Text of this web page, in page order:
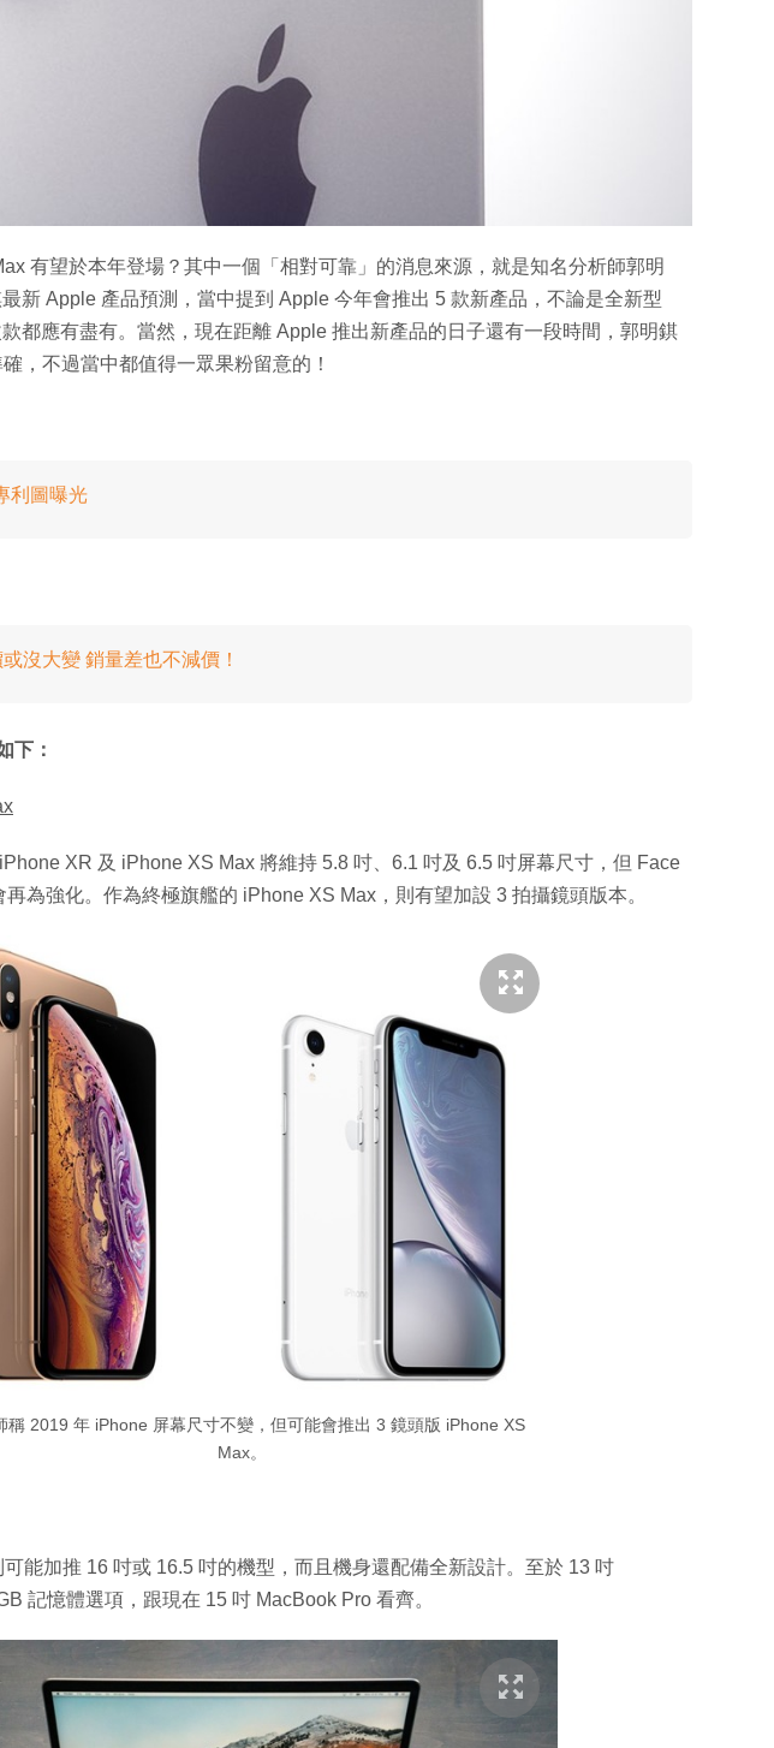
有望於本年登場？其中一個「相對可靠」的消息來源，就是知名分析師郭明
新 Apple 產品預測，當中提到 Apple 今年會推出 5 款新產品，不論是全新型
都應有盡有。當然，現在距離 Apple 推出新產品的日子還有一段時間，郭明錤
，不過當中都值得一眾果粉留意的！
利圖曝光
沒大變 銷量差也不減價！
下：
XR 及 iPhone XS Max 將維持 5.8 吋、6.1 吋及 6.5 吋屏幕尺寸，但 Face
再為強化。作為終極旗艦的 iPhone XS Max，則有望加設 3 拍攝鏡頭版本。
稱 2019 年 iPhone 屏幕尺寸不變，但可能會推出 3 鏡頭版 iPhone XS
Max。
能加推 16 吋或 16.5 吋的機型，而且機身還配備全新設計。至於 13 吋
記憶體選項，跟現在 15 吋 MacBook Pro 看齊。